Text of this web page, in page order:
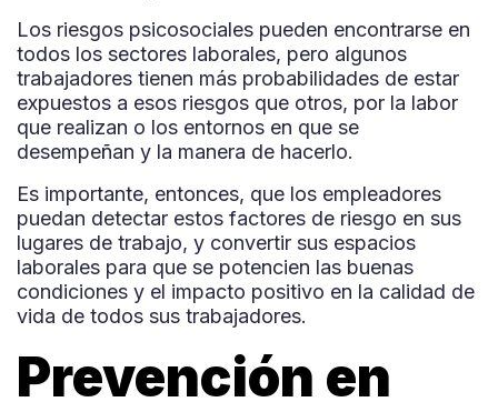
Los riesgos psicosociales pueden encontrarse en
todos los sectores laborales, pero algunos
trabajadores tienen más probabilidades de estar
expuestos a esos riesgos que otros, por la labor
que realizan o los entornos en que se
desempeñan y la manera de hacerlo.
Es importante, entonces, que los empleadores
puedan detectar estos factores de riesgo en sus
lugares de trabajo, y convertir sus espacios
laborales para que se potencien las buenas
condiciones y el impacto positivo en la calidad de
vida de todos sus trabajadores.
Prevención en